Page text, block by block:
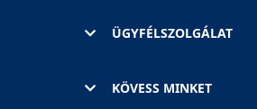
ÜGYFÉLSZOLGÁLAT
KÖVESS MINKET